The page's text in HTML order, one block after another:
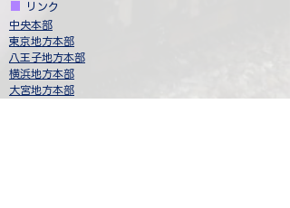
リンク
中央本部
​東京地方本部​
八王子地方本部
​横浜地方本部
​大宮地方本部